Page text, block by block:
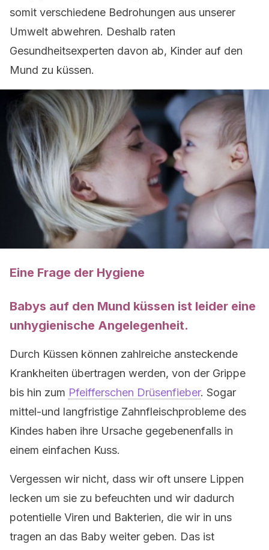
somit verschiedene Bedrohungen aus unserer
Umwelt abwehren. Deshalb raten
Gesundheitsexperten davon ab, Kinder auf den
Mund zu küssen.
Eine Frage der Hygiene
Babys auf den Mund küssen ist leider eine
unhygienische Angelegenheit.
Durch Küssen können zahlreiche ansteckende
Krankheiten übertragen werden, von der Grippe
bis hin zum Pfeifferschen Drüsenfieber. Sogar
mittel-und langfristige Zahnfleischprobleme des
Kindes haben ihre Ursache gegebenenfalls in
einem einfachen Kuss.
Vergessen wir nicht, dass wir oft unsere Lippen
lecken um sie zu befeuchten und wir dadurch
potentielle Viren und Bakterien, die wir in uns
tragen an das Baby weiter geben. Das ist